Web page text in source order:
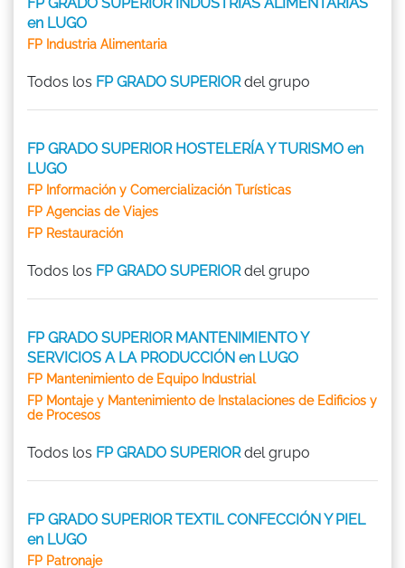
en LUGO
FP Industria Alimentaria
Todos los FP GRADO SUPERIORdel grupo
FP GRADO SUPERIOR HOSTELERÍA Y TURISMO en
LUGO
FP Información y Comercialización Turísticas
FP Agencias de Viajes
FP Restauración
Todos los FP GRADO SUPERIORdel grupo
FP GRADO SUPERIOR MANTENIMIENTO Y
SERVICIOS A LA PRODUCCIÓN en LUGO
FP Mantenimiento de Equipo Industrial
FP Montaje y Mantenimiento de Instalaciones de Edificios y
de Procesos
Todos los FP GRADO SUPERIORdel grupo
FP GRADO SUPERIOR TEXTIL CONFECCIÓN Y PIEL
en LUGO
FP Patronaje